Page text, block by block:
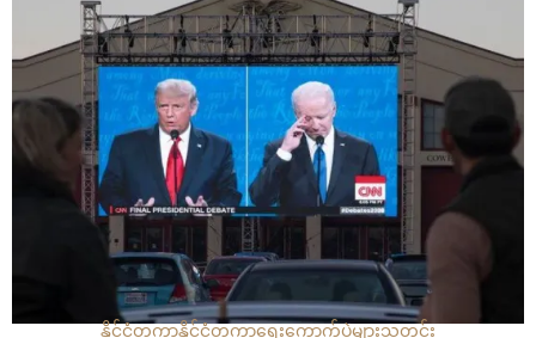
နိုင်ငံတကာနိုင်ငံတကာရွေးကောက်ပွဲများသတင်း